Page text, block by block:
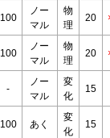
100
ノー
マル
物
理
20
100
ノー
マル
物
理
20
-
ノー
マル
変
化
15
100 あく
変
化
15